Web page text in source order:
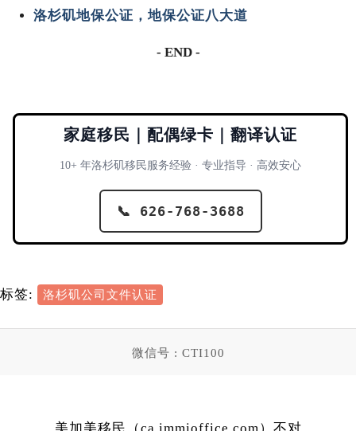
洛杉矶地保公证，地保公证八大道
- END -
家庭移民｜配偶绿卡｜翻译认证
10+ 年洛杉矶移民服务经验 · 专业指导 · 高效安心
📞 626-768-3688
标签: 洛杉矶公司文件认证
微信号 : CTI100
美加美移民（ca.immioffice.com）不对